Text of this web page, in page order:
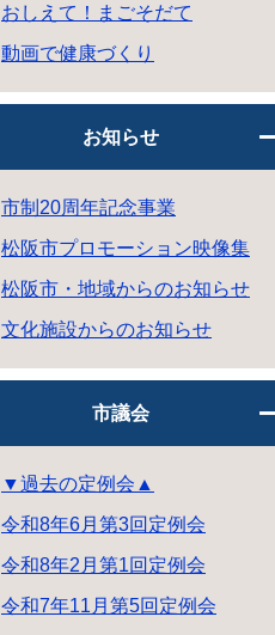
おしえて！まごそだて
動画で健康づくり
お知らせ
市制20周年記念事業
松阪市プロモーション映像集
松阪市・地域からのお知らせ
文化施設からのお知らせ
市議会
▼過去の定例会▲
令和8年6月第3回定例会
令和8年2月第1回定例会
令和7年11月第5回定例会